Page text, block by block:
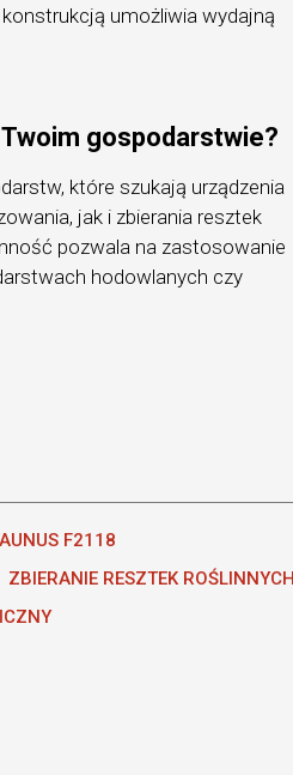
umożliwia wydajną
gospodarstwie?
które szukają urządzenia
jak i zbierania resztek
pozwala na zastosowanie
hodowlanych czy
F2118
ZBIERANIE RESZTEK ROŚLINNYCH